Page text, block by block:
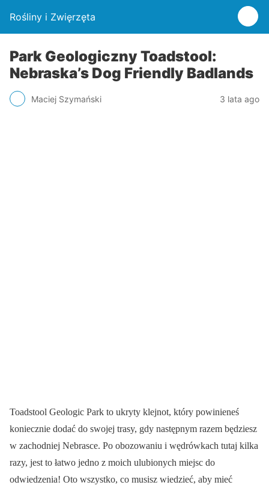
Rośliny i Zwięrzęta
Park Geologiczny Toadstool:
Nebraska’s Dog Friendly Badlands
Maciej Szymański 3 lata ago
Toadstool Geologic Park to ukryty klejnot, który powinieneś
koniecznie dodać do swojej trasy, gdy następnym razem będziesz
w zachodniej Nebrasce. Po obozowaniu i wędrówkach tutaj kilka
razy, jest to łatwo jedno z moich ulubionych miejsc do
odwiedzenia! Oto wszystko, co musisz wiedzieć, aby mieć